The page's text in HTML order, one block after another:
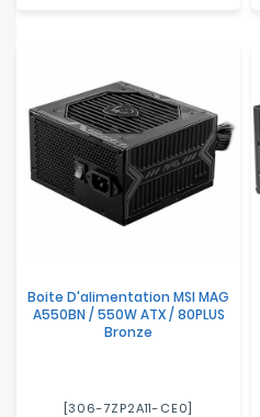
Boite D'alimentation MSI MAG
A550BN / 550W ATX / 80PLUS
Bronze
[306-7ZP2A11-CE0]